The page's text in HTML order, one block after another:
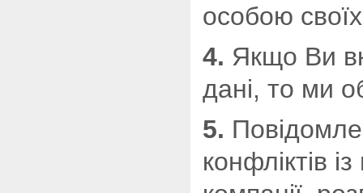
особою
4. Якщо Ви
дані, то ми
5.
конфліктів